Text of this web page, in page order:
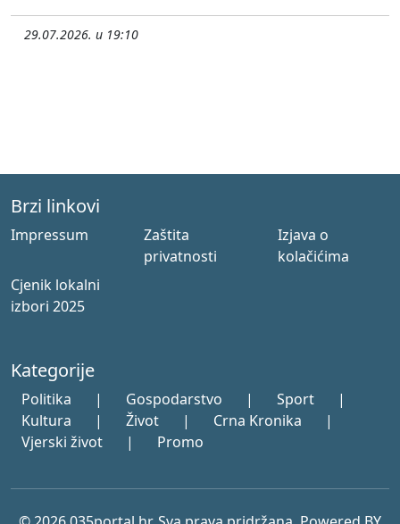
29.07.2026. u 19:10
Brzi linkovi
Impressum
Zaštita
privatnosti
Izjava o
kolačićima
Cjenik lokalni
izbori 2025
Kategorije
Politika | Gospodarstvo | Sport
|
Kultura
| Život | Crna Kronika
|
Vjerski život
| Promo